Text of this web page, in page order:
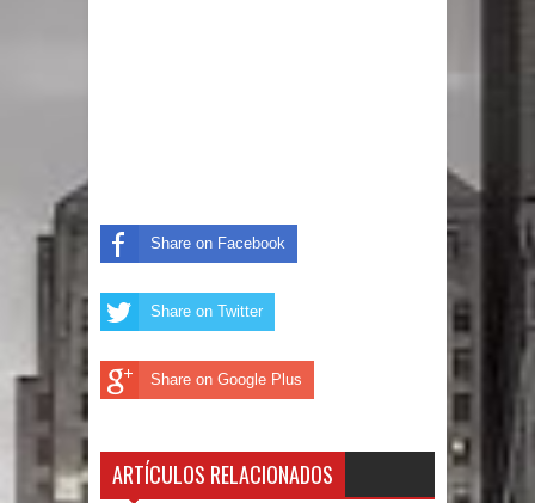
modificaciones al nuevo Código Penal
Diputado Félix Michell Rodríguez
reveló que con Presupuesto
Share on Facebook
Share on Twitter
Share on Google Plus
ARTÍCULOS RELACIONADOS